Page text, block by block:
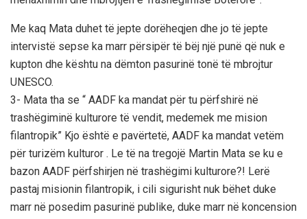
Me kaq Mata duhet të jepte dorëheqjen dhe jo të jepte
intervistë sepse ka marr përsipër të bëj një punë që nuk e
kupton dhe kështu na dëmton pasurinë tonë të mbrojtur
UNESCO.
3- Mata tha se “ AADF ka mandat për tu përfshirë në
trashëgiminë kulturore të vendit, medemek me mision
filantropik” Kjo është e pavërtetë, AADF ka mandat vetëm
për turizëm kulturor . Le të na tregojë Martin Mata se ku e
bazon AADF përfshirjen në trashëgimi kulturore?! Lerë
pastaj misionin filantropik, i cili sigurisht nuk bëhet duke
marr në posedim pasurinë publike, duke marr në koncension